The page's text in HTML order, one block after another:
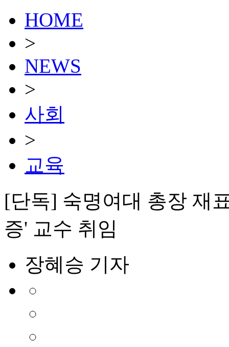
HOME
>
NEWS
>
사회
>
교육
[단독] 숙명여대 총장 재
증' 교수 취임
장혜승 기자